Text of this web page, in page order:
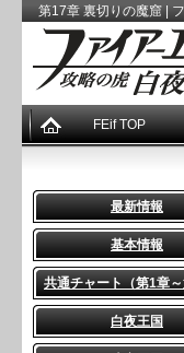
第17章 裏切りの魔窟 |
最新情報
基本情報
共通チャート（第1章
白夜王国
FEif TOP